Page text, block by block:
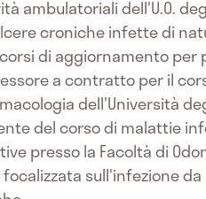
ambulatoriali dell'U.O.
croniche infette di
di aggiornamento
a contratto per il
dell'Università
del corso di malattie
presso la Facoltà di
sull'infezione